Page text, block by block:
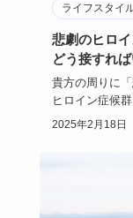
ライフスタイ
悲劇のヒロ
どう接すれ
貴方の周りに
ヒロイン症候
物語の世界に
2025年2月18日